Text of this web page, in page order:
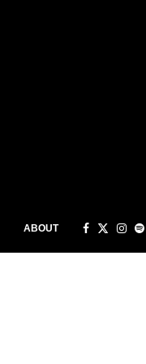
ABOUT